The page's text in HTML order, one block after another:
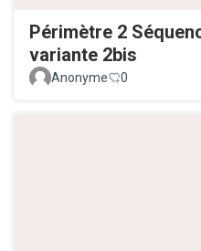
Périmètre 2
variante 2bis
Anonyme 0